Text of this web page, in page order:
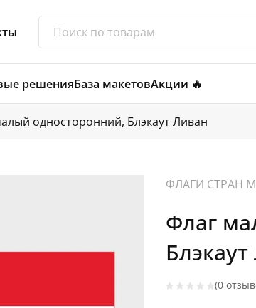
решенияБаза макетовАкции 🔥
односторонний, Блэкаут Ливан
ФЛАГИ СТРАН
Флаг
(0